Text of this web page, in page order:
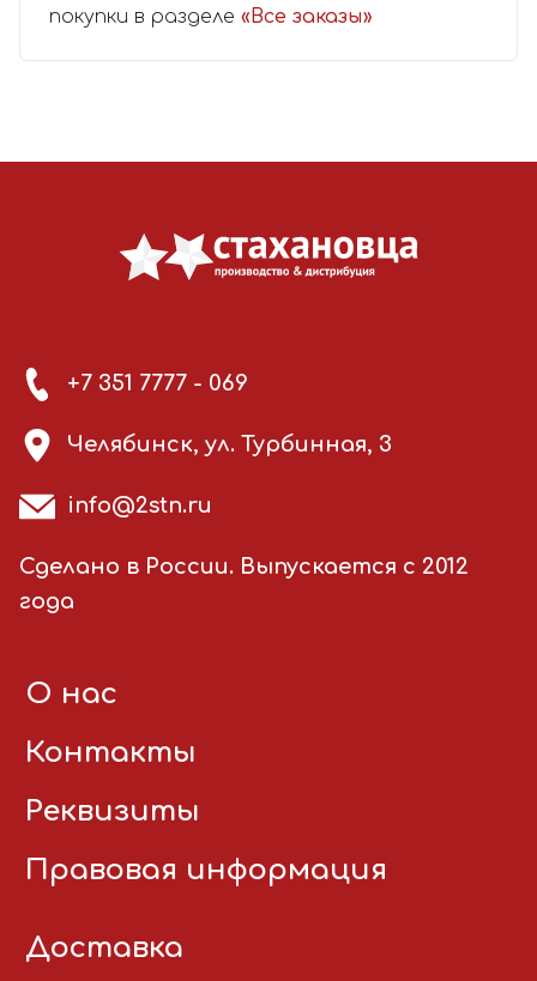
покупки в разделе «Все заказы»
+7 351 7777 - 069
Челябинск, ул. Турбинная, 3
info@2stn.ru
Сделано в России. Выпускается с 2012
года
О нас
Контакты
Реквизиты
Правовая информация
Доставка